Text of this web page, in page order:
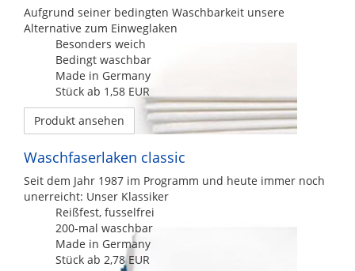
Aufgrund seiner bedingten Waschbarkeit unsere
Alternative zum Einweglaken
Besonders weich
Bedingt waschbar
Made in Germany
Stück ab 1,58 EUR
Produkt ansehen
Waschfaserlaken classic
Seit dem Jahr 1987 im Programm und heute immer noch
unerreicht: Unser Klassiker
Reißfest, fusselfrei
200-mal waschbar
Made in Germany
Stück ab 2,78 EUR